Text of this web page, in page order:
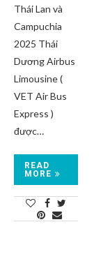
Thái Lan và
Campuchia
2025 Thái
Dương Airbus
Limousine (
VET Air Bus
Express )
được…
READ
MORE